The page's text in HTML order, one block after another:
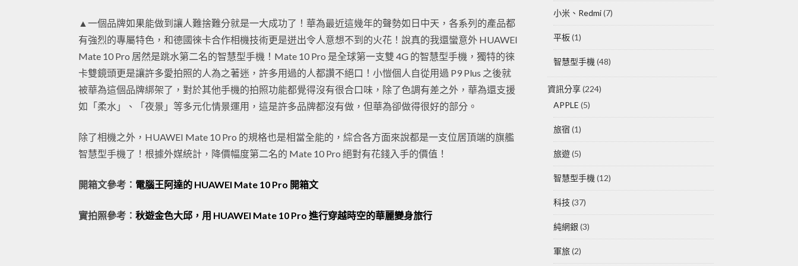
▲一個品牌如果能做到讓人難捨難分就是一大成功了！華為最近這幾年的聲勢如日中天，各系列的產品都
有強烈的專屬特色，和德國徠卡合作相機技術更是迸出令人意想不到的火花！說真的我還蠻意外 HUAWEI
Mate 10 Pro 居然是跳水第二名的智慧型手機！Mate 10 Pro 是全球第一支雙 4G 的智慧型手機，獨特的徠
卡雙鏡頭更是讓許多愛拍照的人為之著迷，許多用過的人都讚不絕口！小愷個人自從用過 P9 Plus 之後就
被華為這個品牌綁架了，對於其他手機的拍照功能都覺得沒有很合口味，除了色調有差之外，華為還支援
如「柔水」、「夜景」等多元化情景運用，這是許多品牌都沒有做，但華為卻做得很好的部分。
除了相機之外，HUAWEI Mate 10 Pro 的規格也是相當全能的，綜合各方面來說都是一支位居頂端的旗艦
智慧型手機了！根據外媒統計，降價幅度第二名的 Mate 10 Pro 絕對有花錢入手的價值！
開箱文參考： 電腦王阿達的 HUAWEI Mate 10 Pro 開箱文
實拍照參考： 秋遊金色大邱，用 HUAWEI Mate 10 Pro 進行穿越時空的華麗變身旅行
小米、Redmi(7)
平板(1)
智慧型手機 (48)
資訊分享(224)
APPLE (5)
旅宿 (1)
旅遊(5)
智慧型手機 (12)
科技 (37)
純網銀 (3)
軍旅(2)